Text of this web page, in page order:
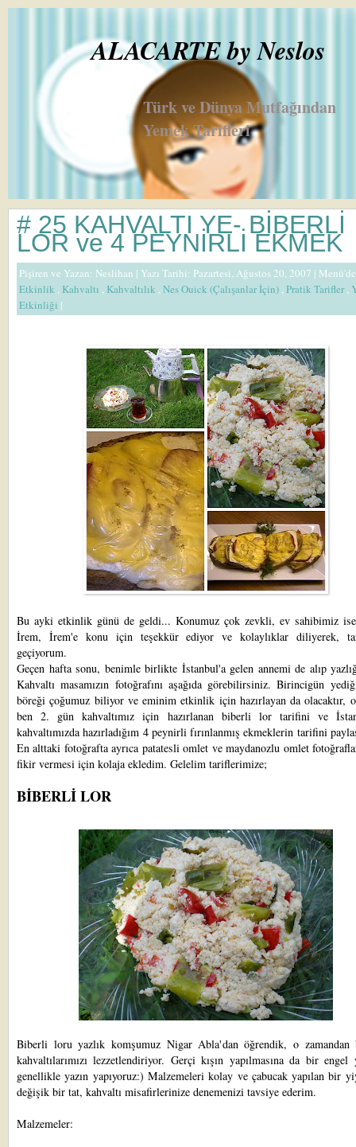
ALACARTE by Neslos
Türk ve Dünya Mutfağından
Yemek Tarifleri
# 25 KAHVALTI YE- BİBERLİ
LOR ve 4 PEYNİRLİ EKMEK
Pişiren ve Yazan: Neslihan | Yazı Tarihi: Pazartesi, Ağustos 20, 2007 |
Etkinlik , Kahvaltı , Kahvaltılık ,Nes Ouick (Çalışanlar İçin) ,Pratik Tarifler,
Etkinliği |
Bu ayki etkinlik günü de geldi... Konumuz çok zevkli, ev sahibimiz
İrem, İrem'e konu için teşekkür ediyor ve kolaylıklar diliyerek,
geçiyorum.
Geçen hafta sonu, benimle birlikte İstanbul'a gelen annemi de alıp
Kahvaltı masamızın fotoğrafını aşağıda görebilirsiniz. Birincigün
böreği çoğumuz biliyor ve eminim etkinlik için hazırlayan da olacaktır,
ben 2. gün kahvaltımız için hazırlanan biberli lor tarifini ve
kahvaltımızda hazırladığım 4 peynirli fırınlanmış ekmeklerin tarifini
En alttaki fotoğrafta ayrıca patatesli omlet ve maydanozlu omlet
fikir vermesi için kolaja ekledim. Gelelim tariflerimize;
BİBERLİ LOR
Biberli loru yazlık komşumuz Nigar Abla'dan öğrendik, o zamandan
kahvaltılarımızı lezzetlendiriyor. Gerçi kışın yapılmasına da bir engel
genellikle yazın yapıyoruz:) Malzemeleri kolay ve çabucak yapılan bir
değişik bir tat, kahvaltı misafirlerinize denemenizi tavsiye ederim.
Malzemeler: